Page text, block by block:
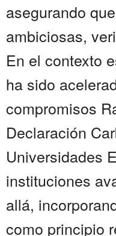
asegurando
ambiciosas,
En el contexto
ha sido
compromisos
Declaración
Universidades
instituciones
allá,
como principio